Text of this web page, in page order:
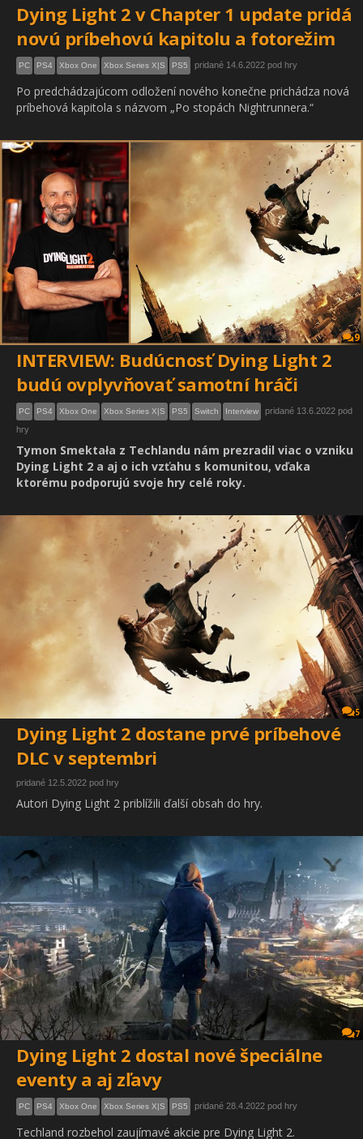
Dying Light 2 v Chapter 1 update pridá
novú príbehovú kapitolu a fotorežim
PC PS4 Xbox One Xbox Series X|S PS5 pridané 14.6.2022 pod hry
Po predchádzajúcom odložení nového konečne prichádza nová
príbehová kapitola s názvom „Po stopách Nightrunnera.“
9
INTERVIEW: Budúcnosť Dying Light 2
budú ovplyvňovať samotní hráči
PC PS4 Xbox One Xbox Series X|S PS5 Switch Interview
pridané 13.6.2022 pod
hry
Tymon Smektała z Techlandu nám prezradil viac o vzniku
Dying Light 2 a aj o ich vzťahu s komunitou, vďaka
ktorému podporujú svoje hry celé roky.
5
Dying Light 2 dostane prvé príbehové
DLC v septembri
pridané 12.5.2022 pod hry
Autori Dying Light 2 priblížili ďalší obsah do hry.
7
Dying Light 2 dostal nové špeciálne
eventy a aj zľavy
PC PS4 Xbox One Xbox Series X|S PS5 pridané 28.4.2022 pod hry
Techland rozbehol zaujímavé akcie pre Dying Light 2.